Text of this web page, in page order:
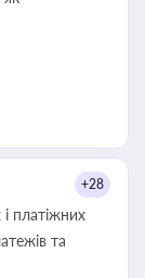
+28
платіжних